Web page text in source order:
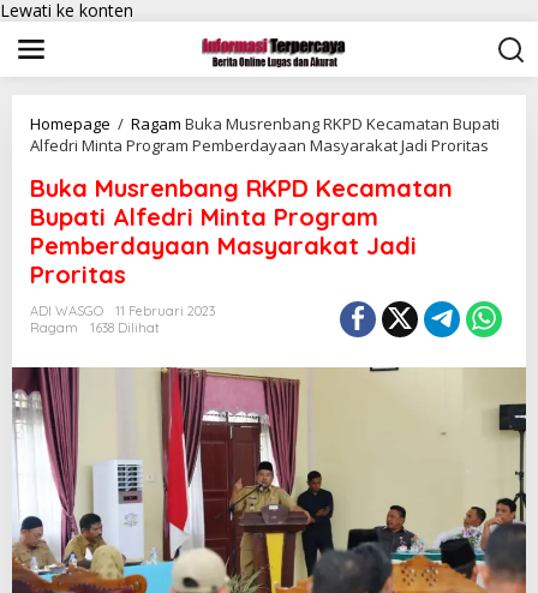
Lewati ke konten
Homepage / Ragam Buka Musrenbang RKPD Kecamatan Bupati
Alfedri Minta Program Pemberdayaan Masyarakat Jadi Proritas
Buka Musrenbang RKPD Kecamatan
Bupati Alfedri Minta Program
Pemberdayaan Masyarakat Jadi
Proritas
ADI WASGO
11 Februari 2023
Ragam
1638 Dilihat